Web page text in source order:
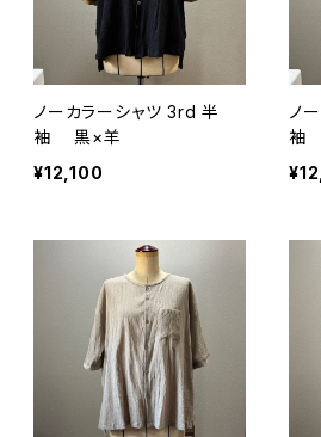
ノーカラーシャツ 3rd 半
袖 黒×羊
¥12,100
ノ
袖